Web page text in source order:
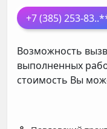
+7 (385) 253-83
Возможность
выполненных
стоимость Вы